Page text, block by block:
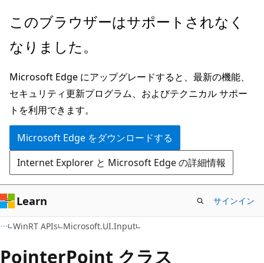
メ
ン
ン
テ
ン
ツ
に
ス
キ
ッ
プ
ペ
ジ
ナ
ビ
ゲ
ー
シ
ョ
ン
に
ス
キ
ッ
このブラウザーはサポートされなく
なりました。
Microsoft Edge にアップグレードすると、最新の機能、
セキュリティ更新プログラム、およびテクニカル サポー
トを利用できます。
Microsoft Edge をダウンロードする
Internet Explorer と Microsoft Edge の詳細情報
Learn サインイン
WinRT APIs Microsoft.UI.Input
PointerPoint クラス